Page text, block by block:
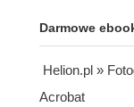
Darmowe
Helion.pl »
Acrobat